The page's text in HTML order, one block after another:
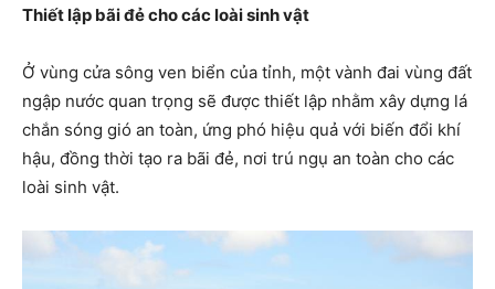
Thiết lập bãi đẻ cho các loài sinh vật
Ở vùng cửa sông ven biển của tỉnh, một vành đai vùng đất
ngập nước quan trọng sẽ được thiết lập nhằm xây dựng lá
chắn sóng gió an toàn, ứng phó hiệu quả với biến đổi khí
hậu, đồng thời tạo ra bãi đẻ, nơi trú ngụ an toàn cho các
loài sinh vật.